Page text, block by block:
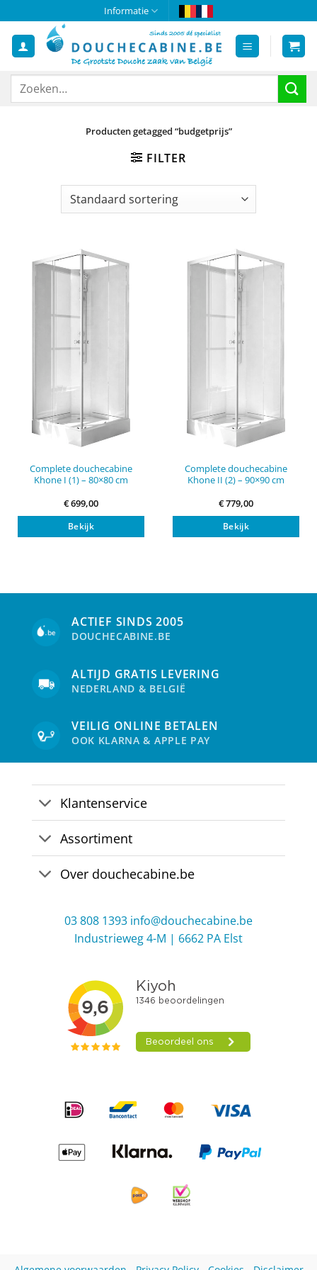
naar
inhoud
Informatie
Zoeken
Producten getagged “budgetprijs”
FILTER
Complete douchecabine
Khone I (1) – 80×80 cm
€699,00
Bekijk
Complete douchecabine
Khone II (2) – 90×90 cm
€779,00
Bekijk
ACTIEF SINDS 2005
DOUCHECABINE.BE
ALTIJD GRATIS LEVERING
NEDERLAND & BELGIË
VEILIG ONLINE BETALEN
OOK KLARNA & APPLE PAY
Klantenservice
Assortiment
Over douchecabine.be
03 808 1393 info@douchecabine.be
Industrieweg 4-M | 6662 PA Elst